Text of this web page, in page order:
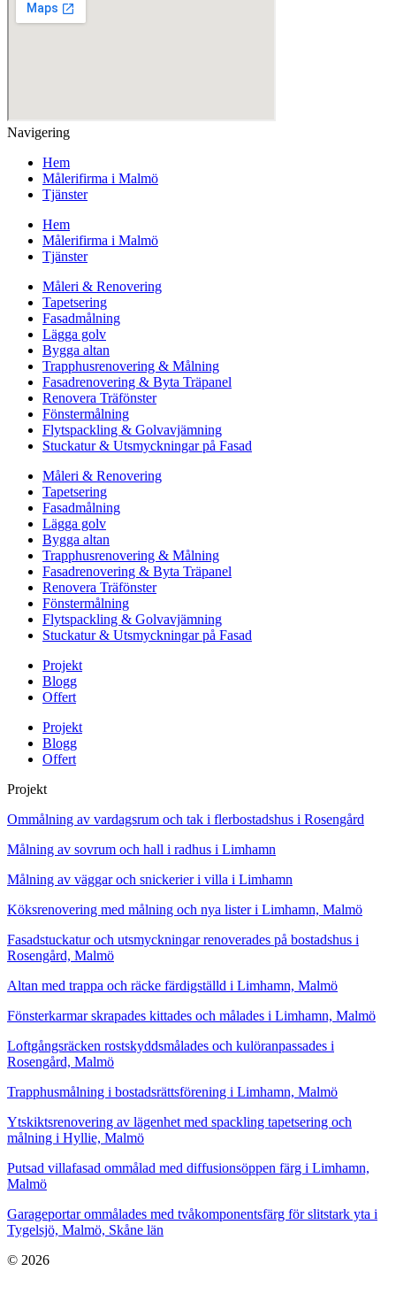
Navigering
Hem
Målerifirma i Malmö
Tjänster
Hem
Målerifirma i Malmö
Tjänster
Måleri & Renovering
Tapetsering
Fasadmålning
Lägga golv
Bygga altan
Trapphusrenovering & Målning
Fasadrenovering & Byta Träpanel
Renovera Träfönster
Fönstermålning
Flytspackling & Golvavjämning
Stuckatur & Utsmyckningar på Fasad
Måleri & Renovering
Tapetsering
Fasadmålning
Lägga golv
Bygga altan
Trapphusrenovering & Målning
Fasadrenovering & Byta Träpanel
Renovera Träfönster
Fönstermålning
Flytspackling & Golvavjämning
Stuckatur & Utsmyckningar på Fasad
Projekt
Blogg
Offert
Projekt
Blogg
Offert
Projekt
Ommålning av vardagsrum och tak i flerbostadshus i Rosengård
Målning av sovrum och hall i radhus i Limhamn
Målning av väggar och snickerier i villa i Limhamn
Köksrenovering med målning och nya lister i Limhamn, Malmö
Fasadstuckatur och utsmyckningar renoverades på bostadshus i
Rosengård, Malmö
Altan med trappa och räcke färdigställd i Limhamn, Malmö
Fönsterkarmar skrapades kittades och målades i Limhamn, Malmö
Loftgångsräcken rostskyddsmålades och kulöranpassades i
Rosengård, Malmö
Trapphusmålning i bostadsrättsförening i Limhamn, Malmö
Ytskiktsrenovering av lägenhet med spackling tapetsering och
målning i Hyllie, Malmö
Putsad villafasad ommålad med diffusionsöppen färg i Limhamn,
Malmö
Garageportar ommålades med tvåkomponentsfärg för slitstark yta i
Tygelsjö, Malmö, Skåne län
© 2026